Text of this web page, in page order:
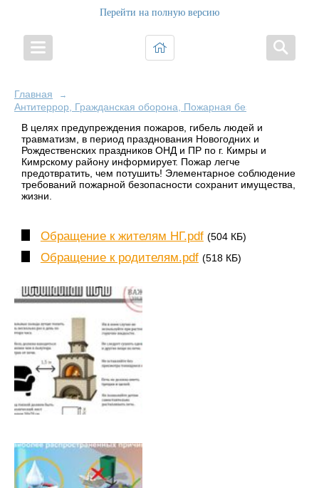
Перейти на полную версию
Главная →
Антитеррор, Гражданская оборона, Пожарная безопасность и
В целях предупреждения пожаров, гибель людей и
травматизм, в период празднования Новогодних и
Рождественских праздников ОНД и ПР по г. Кимры и
Кимрскому району информирует. Пожар легче
предотвратить, чем потушить! Элементарное соблюдение
требований пожарной безопасности сохранит имущества,
жизни.
Обращение к жителям НГ.pdf (504 КБ)
Обращение к родителям.pdf (518 КБ)